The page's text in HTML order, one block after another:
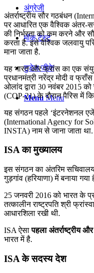
अंग्रेजी
मॉक टेस्ट
टुडेज जीके
Menu Menu
अंतर्राष्ट्रीय सौर गठबंधन
पर आधारित एक वैश्विक अंतर-
की निर्भरता को कम करने और
करता है. इसे वैश्विक जलवायु
माना जाता है.
यह भारत और फ्रांस का एक
प्रधानमंत्री नरेंद्र मोदी व
ओलांद द्वारा 30 नवंबर 2015 को
(COP-21) के दौरान पैरिस में
यह संगठन पहले ‘इंटरनेशनल
(International Agency for
INSTA) नाम से जाना जाता था.
ISA का मुख्यालय
इस संगठन का अंतरिम सचिवालय
गुड़गांव (हरियाणा) में बनाया गया
25 जनवरी 2016 को भारत के
तत्कालीन राष्ट्रपति श्री
आधारशिला रखी थी.
ISA ऐसापहला अंतर्राष्ट्रीय
भारत में है.
ISA के सदस्य देश